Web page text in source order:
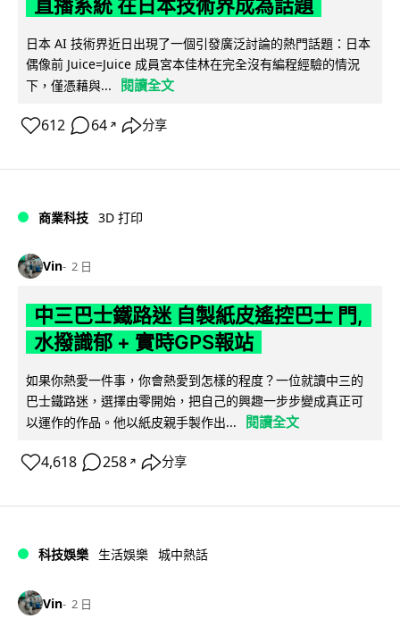
直播系統 在日本技術界成為話題
日本 AI 技術界近日出現了一個引發廣泛討論的熱門話題：日本
偶像前 Juice=Juice 成員宮本佳林在完全沒有編程經驗的情況
下，僅憑藉與...
閱讀全文
612 64 ↗ 分享
商業科技 3D 打印
Vin 2 日
中三巴士鐵路迷 自製紙皮遙控巴士 門,
水撥識郁 + 實時GPS報站
如果你熱愛一件事，你會熱愛到怎樣的程度？一位就讀中三的
巴士鐵路迷，選擇由零開始，把自己的興趣一步步變成真正可
以運作的作品。他以紙皮親手製作出...
閱讀全文
4,618 258 ↗ 分享
科技娛樂 生活娛樂 城中熱話
Vin 2 日